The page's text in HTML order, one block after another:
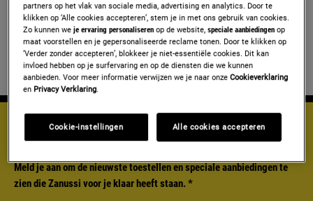
Taal
Nederlands
HAAL MEER UIT ZANUSSI
Meld je aan om de nieuwste toestellen en speciale aanbiedingen te
zien die Zanussi voor je klaar heeft staan.*
partners op het vlak van sociale media, advertising en analytics. Door te
klikken op ‘Alle cookies accepteren’, stem je in met ons gebruik van cookies.
Zo kunnen weje ervaring personaliseren op de website,speciale aanbiedingen op
maat voorstellen en je gepersonaliseerde reclame tonen. Door te klikken op
‘Verder zonder accepteren’, blokkeer je niet-essentiële cookies. Dit kan
invloed hebben op je surfervaring en op de diensten die we kunnen
aanbieden. Voor meer informatie verwijzen we je naar onzeCookieverklaring
en Privacy Verklaring.
Cookie-instellingen Alle cookies accepteren